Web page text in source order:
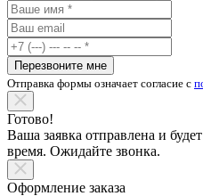
Перезвоните мне
Отправка формы означает согласие с
Готово!
Ваша заявка отправлена и
время. Ожидайте звонка.
Оформление заказа